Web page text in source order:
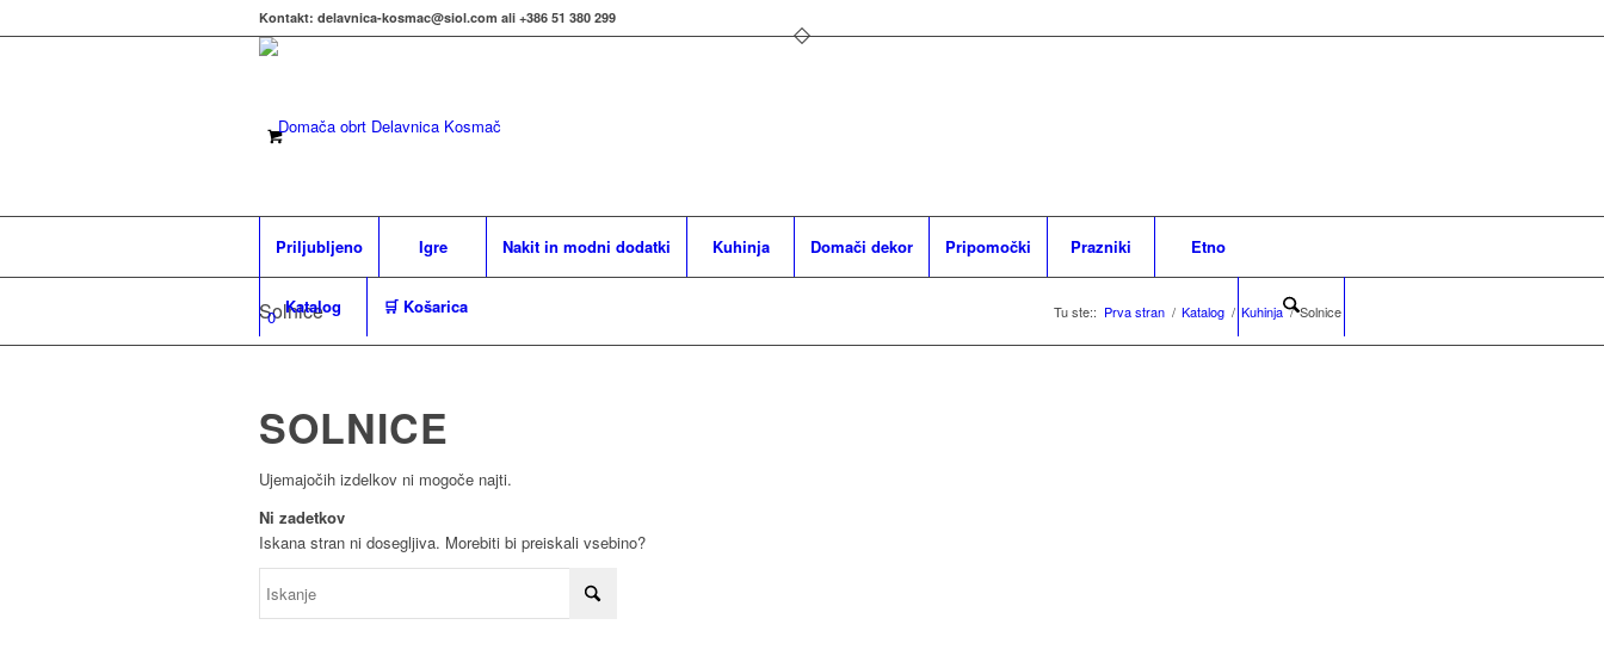
Kontakt: delavnica-kosmac@siol.com ali +386 51 380 299
0
Priljubljeno Igre Nakit in modni dodatki Kuhinja Domači dekor Pripomočki Prazniki Etno
Katalog 🛒 Košarica
Solnice Tu ste:: Prva stran / Katalog / Kuhinja / Solnice
SOLNICE
Ujemajočih izdelkov ni mogoče najti.
Ni zadetkov
Iskana stran ni dosegljiva. Morebiti bi preiskali vsebino?